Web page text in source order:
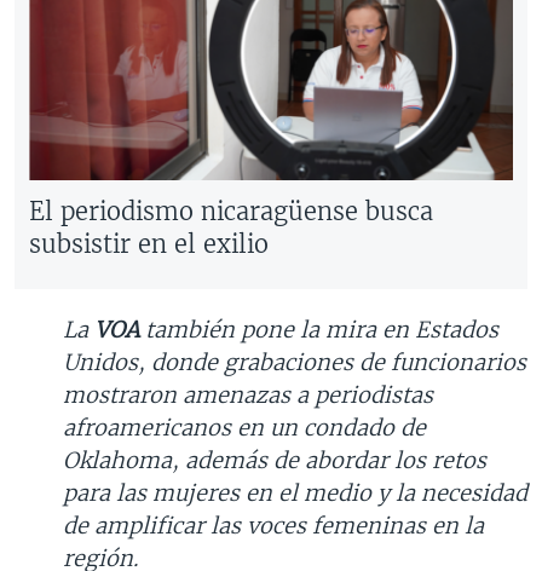
El periodismo nicaragüense busca
subsistir en el exilio
La VOAtambién pone la mira en Estados
Unidos, donde grabaciones de funcionarios
mostraron amenazas a periodistas
afroamericanos en un condado de
Oklahoma, además de abordar los retos
para las mujeres en el medio y la necesidad
de amplificar las voces femeninas en la
región.